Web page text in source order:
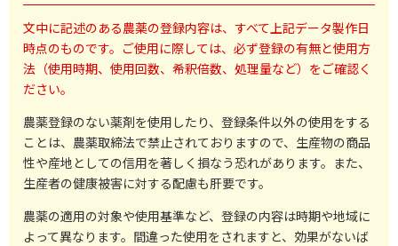
文中に記述のある農薬の登録内容は、すべて上記データ製作日
時点のものです。ご使用に際しては、必ず登録の有無と使用方
法（使用時期、使用回数、希釈倍数、処理量など）をご確認く
ださい。
農薬登録のない薬剤を使用したり、登録条件以外の使用をする
ことは、農薬取締法で禁止されておりますので、生産物の商品
性や産地としての信用を著しく損なう恐れがあります。また、
生産者の健康被害に対する配慮も肝要です。
農薬の適用の対象や使用基準など、登録の内容は時期や地域に
よって異なります。間違った使用をされますと、効果がないば